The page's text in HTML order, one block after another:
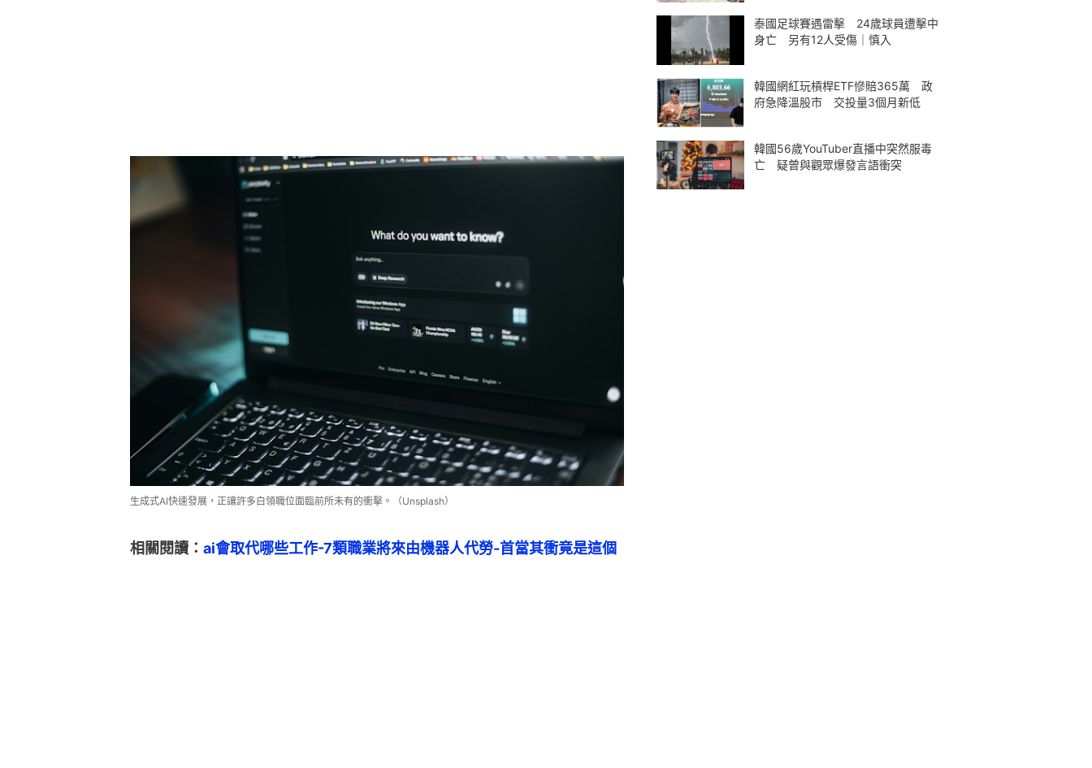
生成式AI快速發展，正讓許多白領職位面臨前所未有的衝擊。（Unsplash）
相關閱讀： ai會取代哪些工作-7類職業將來由機器人代勞-首當其衝竟是這個
泰國足球賽遇雷擊 24歲球員遭擊中
身亡 另有12人受傷｜慎入
韓國網紅玩槓桿ETF慘賠365萬 政
府急降溫股市 交投量3個月新低
韓國56歲YouTuber直播中突然服毒
亡 疑曾與觀眾爆發言語衝突